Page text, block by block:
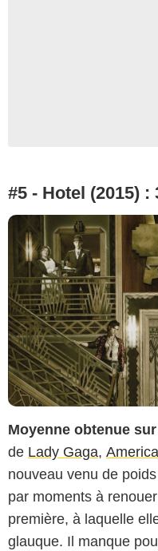
#5 - Hotel (2015) :
Moyenne obtenue
de Lady Gaga,
nouveau venu de
par moments à
première, à laquelle
glauque. Il manque